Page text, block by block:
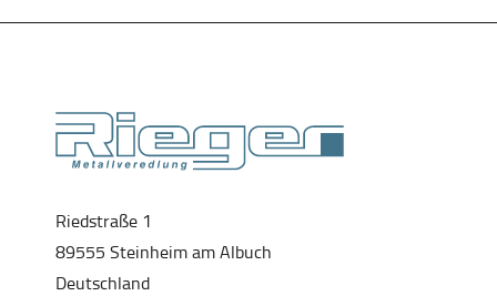
Riedstraße 1
89555 Steinheim am Albuch
Deutschland